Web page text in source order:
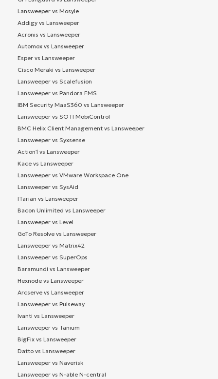
Lansweeper vs Mosyle
Addigy vs Lansweeper
Acronis vs Lansweeper
Automox vs Lansweeper
Esper vs Lansweeper
Cisco Meraki vs Lansweeper
Lansweeper vs Scalefusion
Lansweeper vs Pandora FMS
IBM Security MaaS360 vs Lansweeper
Lansweeper vs SOTI MobiControl
BMC Helix Client Management vs Lansweeper
Lansweeper vs Syxsense
Action1 vs Lansweeper
Kace vs Lansweeper
Lansweeper vs VMware Workspace One
Lansweeper vs SysAid
ITarian vs Lansweeper
Bacon Unlimited vs Lansweeper
Lansweeper vs Level
GoTo Resolve vs Lansweeper
Lansweeper vs Matrix42
Lansweeper vs SuperOps
Baramundi vs Lansweeper
Hexnode vs Lansweeper
Arcserve vs Lansweeper
Lansweeper vs Pulseway
Ivanti vs Lansweeper
Lansweeper vs Tanium
BigFix vs Lansweeper
Datto vs Lansweeper
Lansweeper vs Naverisk
Lansweeper vs N-able N-central